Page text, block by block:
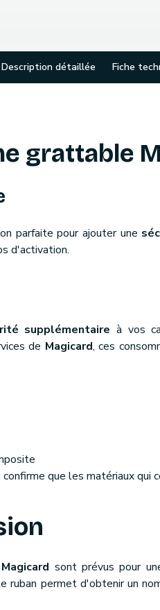
Description détaillée Fiche
grattable
parfaite pour ajouter une
d'activation.
supplémentaire à vos
de Magicard, ces
que les matériaux
sont prévus pour
ruban permet d'obtenir un